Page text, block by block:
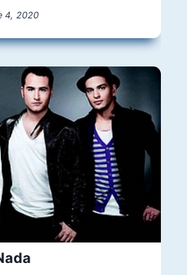
4, 2020